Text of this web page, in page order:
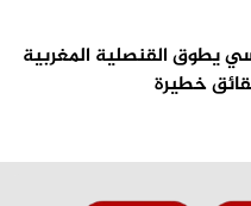
يطوق القنصلية المغربية
خطيرة